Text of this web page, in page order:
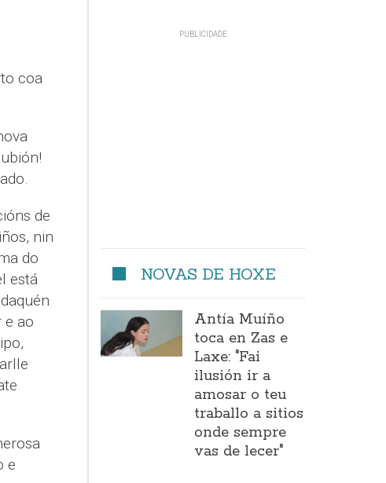
coa
de
nin
do
está
e ao
e
NOVAS DE HOXE
Antía Muíño
toca en Zas e
Laxe: "Fai
ilusión ir a
amosar o teu
traballo a sitios
onde sempre
vas de lecer"